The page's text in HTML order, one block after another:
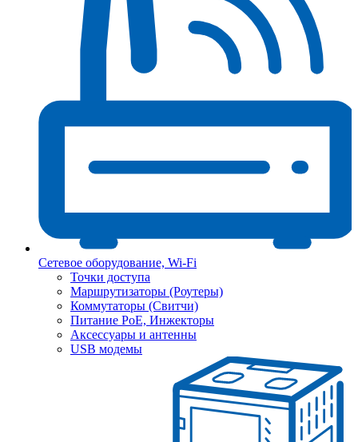
Сетевое оборудование, Wi-Fi
Точки доступа
Маршрутизаторы (Роутеры)
Коммутаторы (Свитчи)
Питание PoE, Инжекторы
Аксессуары и антенны
USB модемы